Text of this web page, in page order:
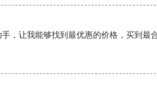
，让我能够找到最优惠的价格，买到最